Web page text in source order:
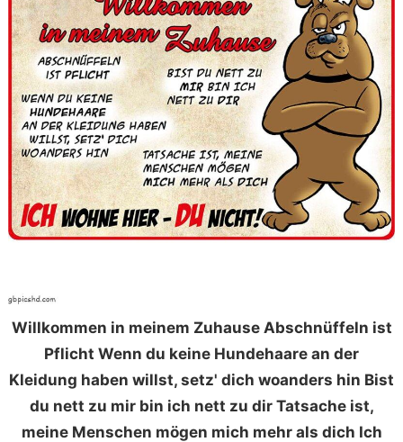
Willkommen in meinem Zuhause Abschnüffeln ist
Pflicht Wenn du keine Hundehaare an der
Kleidung haben willst, setz' dich woanders hin Bist
du nett zu mir bin ich nett zu dir Tatsache ist,
meine Menschen mögen mich mehr als dich Ich